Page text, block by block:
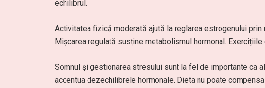
echilibrul.
Activitatea fizică moderată ajută la reglarea estrogenului
Mișcarea regulată susține metabolismul hormonal.
Somnul și gestionarea stresului sunt la fel de importante ca
accentua dezechilibrele hormonale. Dieta nu poate